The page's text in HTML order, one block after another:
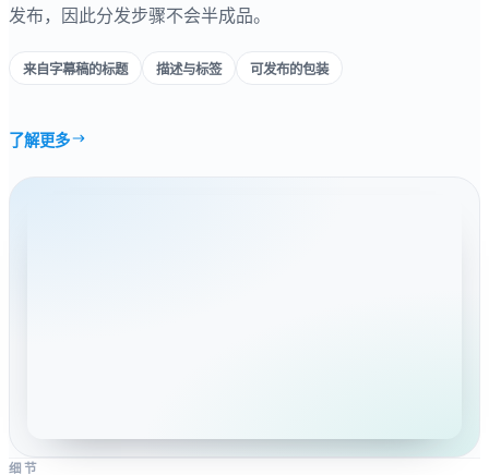
发布，因此分发步骤不会半成品。
来自字幕稿的标题 描述与标签 可发布的包装
了解更多
细节